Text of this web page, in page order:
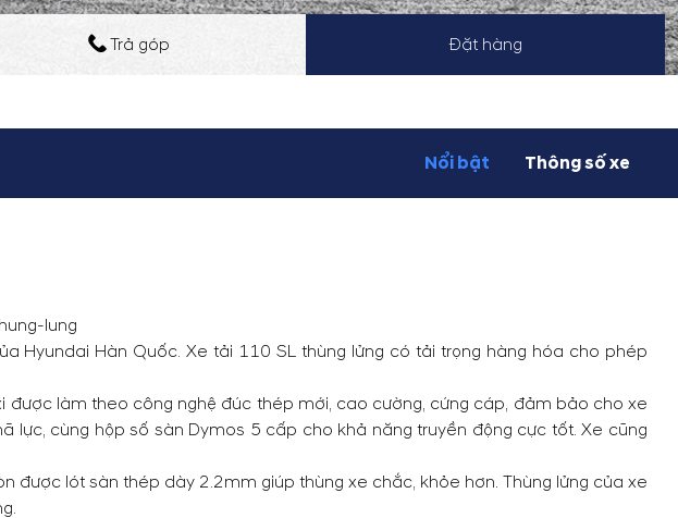
Trả góp Đặt hàng
Nổi bật Thông số xe
Hyundai Hàn Quốc. Xe tải 110 SL thùng lửng có tải trọng hàng hóa cho phép
làm theo công nghệ đúc thép mới, cao cường, cứng cáp, đảm bảo cho xe
cùng hộp số sàn Dymos 5 cấp cho khả năng truyền động cực tốt. Xe cũng
được lót sàn thép dày 2.2mm giúp thùng xe chắc, khỏe hơn. Thùng lửng của xe